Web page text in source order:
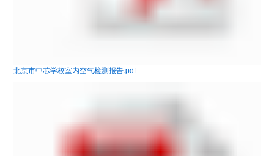
北京市中芯学校室内空气检测报告.pdf